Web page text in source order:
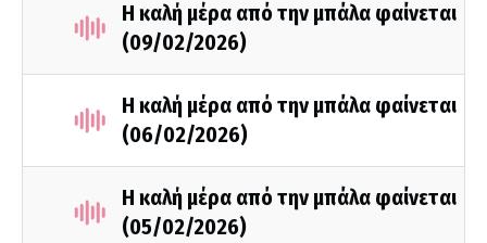
Η καλή μέρα από την μπάλα φαίνεται
(09/02/2026)
Η καλή μέρα από την μπάλα φαίνεται
(06/02/2026)
Η καλή μέρα από την μπάλα φαίνεται
(05/02/2026)